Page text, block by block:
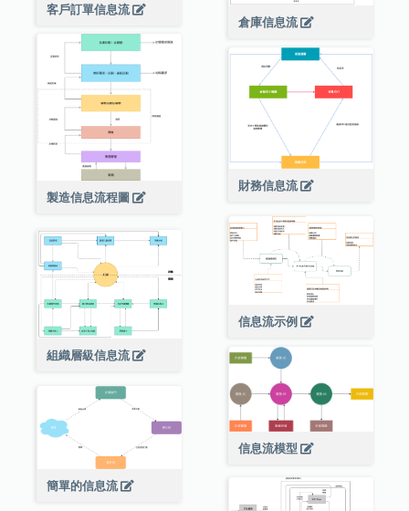
客戶訂單信息流
倉庫信息流
製造信息流程圖
財務信息流
信息流示例
組織層級信息流
信息流模型
簡單的信息流